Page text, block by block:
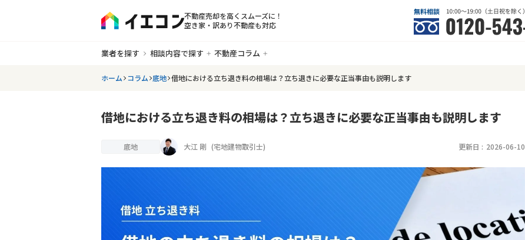
不動産売却を高くスムーズに！
空き家・訳あり不動産も対応
業者を探す 相談内容で探す 不動産コラム
ホーム コラム 底地 借地における立ち退き料の相場は？立ち退きに必要な正当事由も説明します
借地における立ち退き料の相場は？立ち退きに必要な正当事由も説明します
底地 大江 剛 (宅地建物取引士) 更新日 : 2026-06-10